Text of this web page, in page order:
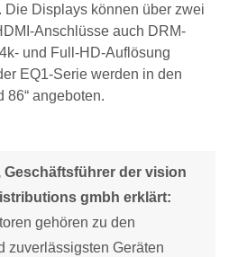
Die Displays können über zwei
Anschlüsse auch DRM-
und Full-HD-Auflösung
EQ1-Serie werden in den
86“ angeboten.
Geschäftsführer der vision
gmbh erklärt:
gehören zu den
zuverlässigsten Geräten